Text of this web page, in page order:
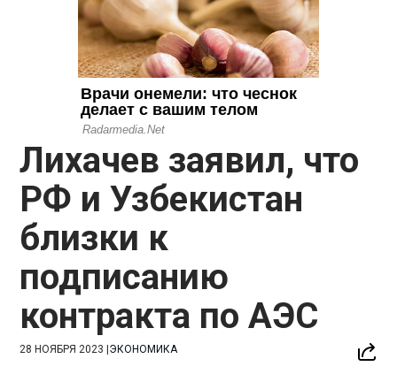
Лихачев заявил, что
РФ и Узбекистан
близки к
подписанию
контракта по АЭС
28 НОЯБРЯ 2023 |ЭКОНОМИКА